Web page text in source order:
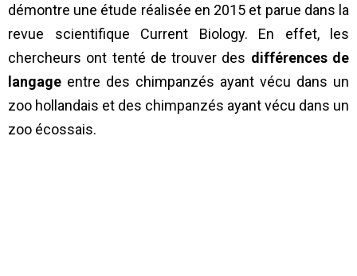
démontre une étude réalisée en 2015 et parue dans la
revue scientifique Current Biology. En effet, les
chercheurs ont tenté de trouver des différences de
langage entre des chimpanzés ayant vécu dans un
zoo hollandais et des chimpanzés ayant vécu dans un
zoo écossais.